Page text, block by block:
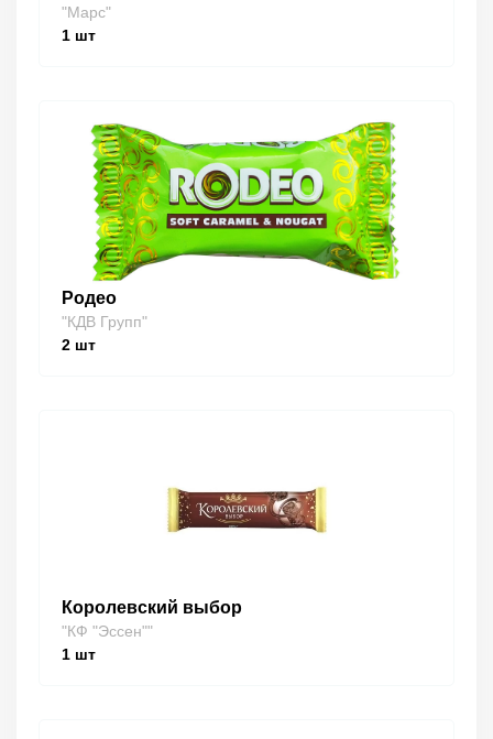
"Марс"
1 шт
Родео
"КДВ Групп"
2 шт
Королевский выбор
"КФ "Эссен""
1 шт